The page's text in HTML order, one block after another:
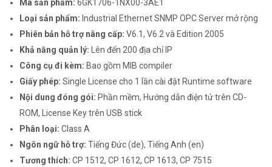
Mã sản phẩm: 6GK1706-1NX00-3AE1
Loại sản phẩm: Industrial Ethernet SNMP OPC Server mở rộng
Phiên bản hỗ trợ nâng cấp: V6.1, V6.2 và Edition 2005
Khả năng quản lý: Lên đến 200 địa chỉ IP
Công cụ đi kèm: Bao gồm MIB compiler
Giấy phép: Single License cho 1 lần cài đặt Runtime software
Nội dung đóng gói: Phần mềm, Hướng dẫn điện tử trên CD-
ROM, License Key trên USB stick
Phân loại: Class A
Ngôn ngữ hỗ trợ: Tiếng Đức (de), Tiếng Anh (en)
Tương thích: CP 1512, CP 1612, CP 1613, CP 7515